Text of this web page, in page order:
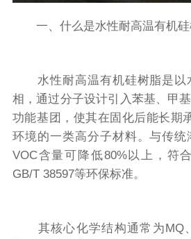
一、什么是水性耐高温有机硅
水性耐高温有机硅树脂是以
相，通过分子设计引入苯基、甲
功能基团，使其在固化后能长期
环境的一类高分子材料。与传
VOC含量可降低80%以上，符
GB/T 38597等环保标准。
其核心化学结构通常为MQ